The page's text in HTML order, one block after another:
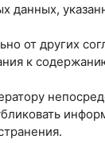
от других
к